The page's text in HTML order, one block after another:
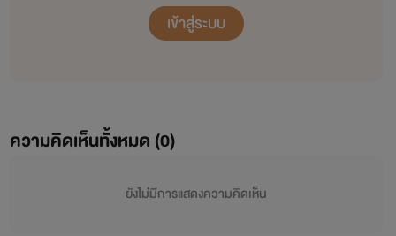
เข้าสู่ระบบ
ความคิดเห็นทั้งหมด (0)
ยังไม่มีการแสดงความคิดเห็น